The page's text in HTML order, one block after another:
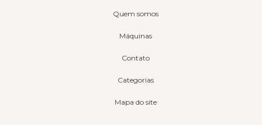
Quem somos
Máquinas
Contato
Categorias
Mapa do site